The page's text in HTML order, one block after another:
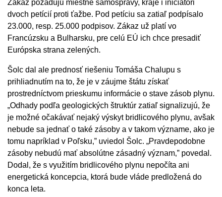
Zákaz požadujú miestne samosprávy, kraje i iniciátori
dvoch petícií proti ťažbe. Pod petíciu sa zatiaľ podpísalo
23.000, resp. 25.000 podpisov. Zákaz už platí vo
Francúzsku a Bulharsku, pre celú EÚ ich chce presadiť
Európska strana zelených.
Šolc dal ale prednosť riešeniu Tomáša Chalupu s
prihliadnutím na to, že je v záujme štátu získať
prostredníctvom prieskumu informácie o stave zásob plynu.
„Odhady podľa geologických štruktúr zatiaľ signalizujú, že
je možné očakávať nejaký výskyt bridlicového plynu, avšak
nebude sa jednať o také zásoby a v takom význame, ako je
tomu napríklad v Poľsku,” uviedol Šolc. „Pravdepodobne
zásoby nebudú mať absolútne zásadný význam,” povedal.
Dodal, že s využitím bridlicového plynu nepočíta ani
energetická koncepcia, ktorá bude vláde predložená do
konca leta.